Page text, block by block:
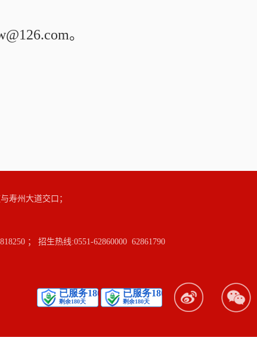
。
寿州大道交口；
； 招生热线:0551-62860000 62861790